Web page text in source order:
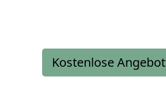
Kostenlose